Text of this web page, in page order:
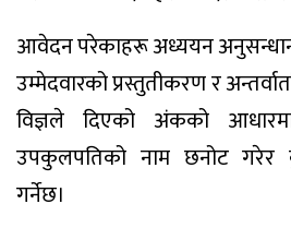
आवेदन परेकाहरू अध्ययन अनुसन्धान
उम्मेदवारको प्रस्तुतीकरण र
विज्ञले दिएको अंकको
उपकुलपतिको नाम छनोट गरेर
गर्नेछ।